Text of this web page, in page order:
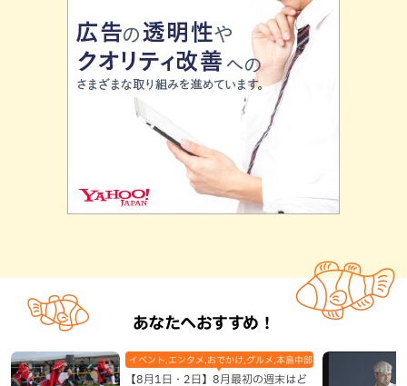
あなたへおすすめ！
【8月1日・2日】8月最初の週末はど
イベント,エンタメ,おでかけ,グルメ,本島中部,本島北部,本島南部